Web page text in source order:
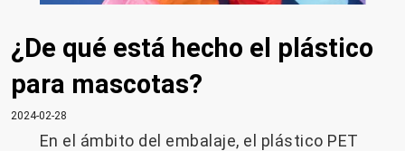
¿De qué está hecho el plástico
para mascotas?
2024-02-28
En el ámbito del embalaje, el plástico PET